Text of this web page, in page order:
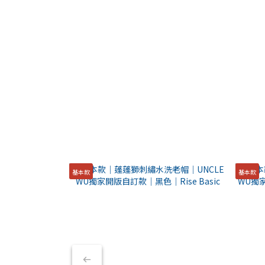
基本款 基本款